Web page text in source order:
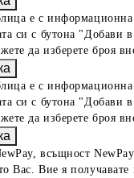
е с
си с бутона "Добави
да изберете броя
е с
си с бутона "Добави
да изберете броя
всъщност
Вас. Вие я получавате